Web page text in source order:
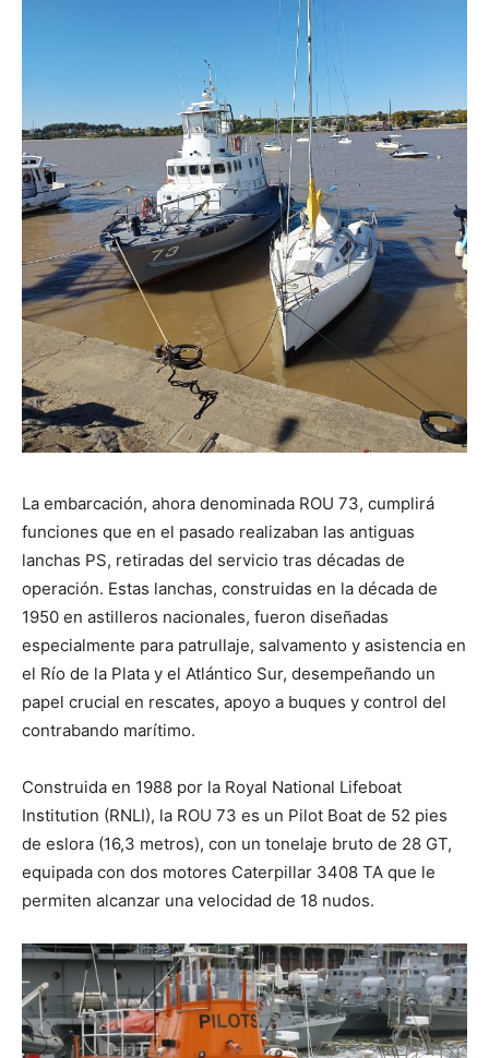
La embarcación, ahora denominada ROU 73, cumplirá
funciones que en el pasado realizaban las antiguas
lanchas PS, retiradas del servicio tras décadas de
operación. Estas lanchas, construidas en la década de
1950 en astilleros nacionales, fueron diseñadas
especialmente para patrullaje, salvamento y asistencia en
el Río de la Plata y el Atlántico Sur, desempeñando un
papel crucial en rescates, apoyo a buques y control del
contrabando marítimo.
Construida en 1988 por la Royal National Lifeboat
Institution (RNLI), la ROU 73 es un Pilot Boat de 52 pies
de eslora (16,3 metros), con un tonelaje bruto de 28 GT,
equipada con dos motores Caterpillar 3408 TA que le
permiten alcanzar una velocidad de 18 nudos.